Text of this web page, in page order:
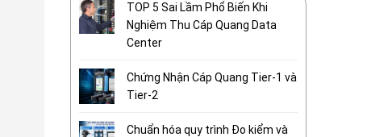
TOP 5 Sai Lầm Phổ Biến Khi
Nghiệm Thu Cáp Quang Data
Center
Chứng Nhận Cáp Quang Tier-1 và
Tier-2
Chuẩn hóa quy trình Đo kiểm và